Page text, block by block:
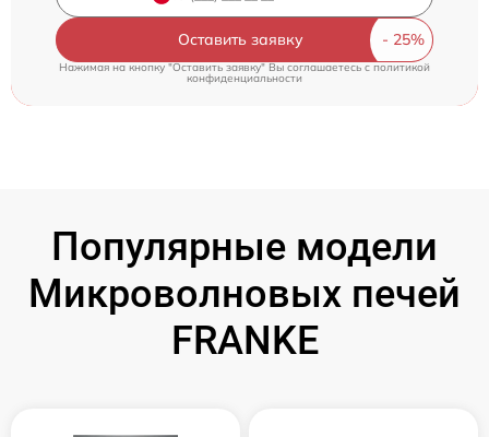
Оставить заявку
Нажимая на кнопку "Оставить заявку" Вы соглашаетесь cполитикой
конфиденциальности
Популярные модели
Микроволновых печей
FRANKE